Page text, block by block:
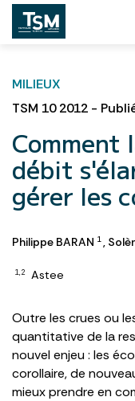
MILIEUX
TSM 10 2012 -
Comment
débit
gérer les
Philippe BARAN 1 ,
1,2 Astee
Outre les crues ou
quantitative de la
nouvel enjeu : les
corollaire, de
mieux prendre en